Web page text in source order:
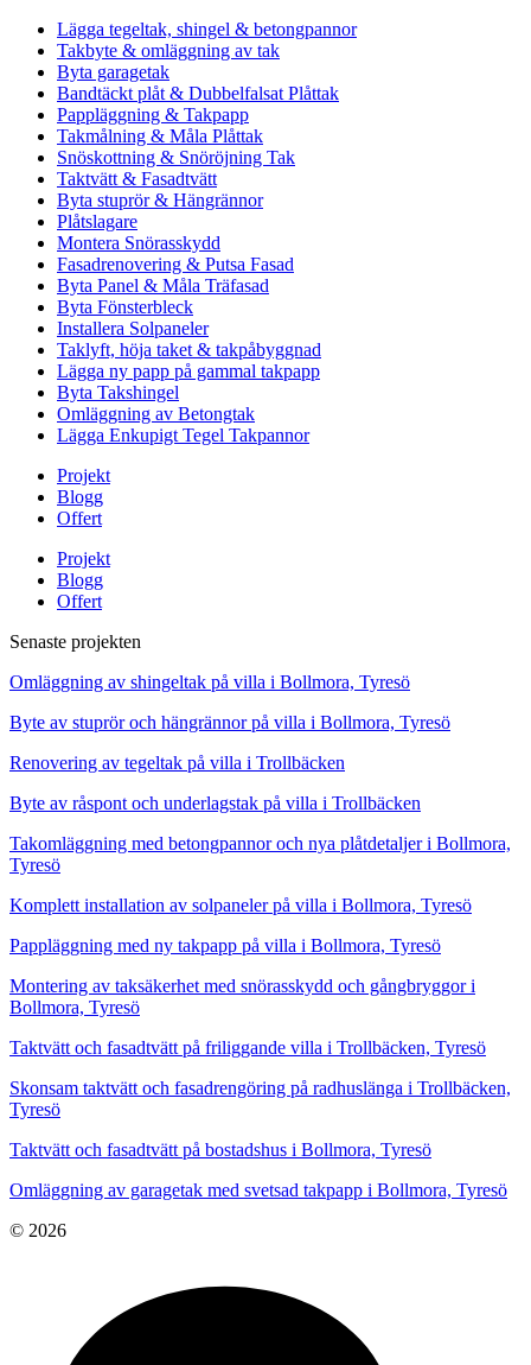
Lägga tegeltak, shingel & betongpannor
Takbyte & omläggning av tak
Byta garagetak
Bandtäckt plåt & Dubbelfalsat Plåttak
Pappläggning & Takpapp
Takmålning & Måla Plåttak
Snöskottning & Snöröjning Tak
Taktvätt & Fasadtvätt
Byta stuprör & Hängrännor
Plåtslagare
Montera Snörasskydd
Fasadrenovering & Putsa Fasad
Byta Panel & Måla Träfasad
Byta Fönsterbleck
Installera Solpaneler
Taklyft, höja taket & takpåbyggnad
Lägga ny papp på gammal takpapp
Byta Takshingel
Omläggning av Betongtak
Lägga Enkupigt Tegel Takpannor
Projekt
Blogg
Offert
Projekt
Blogg
Offert
Senaste projekten
Omläggning av shingeltak på villa i Bollmora, Tyresö
Byte av stuprör och hängrännor på villa i Bollmora, Tyresö
Renovering av tegeltak på villa i Trollbäcken
Byte av råspont och underlagstak på villa i Trollbäcken
Takomläggning med betongpannor och nya plåtdetaljer i Bollmora,
Tyresö
Komplett installation av solpaneler på villa i Bollmora, Tyresö
Pappläggning med ny takpapp på villa i Bollmora, Tyresö
Montering av taksäkerhet med snörasskydd och gångbryggor i
Bollmora, Tyresö
Taktvätt och fasadtvätt på friliggande villa i Trollbäcken, Tyresö
Skonsam taktvätt och fasadrengöring på radhuslänga i Trollbäcken,
Tyresö
Taktvätt och fasadtvätt på bostadshus i Bollmora, Tyresö
Omläggning av garagetak med svetsad takpapp i Bollmora, Tyresö
© 2026